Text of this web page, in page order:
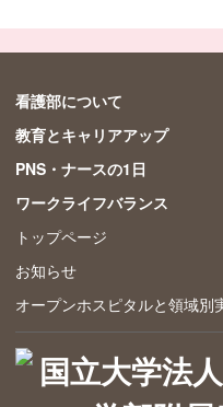
看護部について
教育とキャリアアップ
PNS・ナースの1日
ワークライフバランス
トップページ
お知らせ
オープンホスピタルと領域別